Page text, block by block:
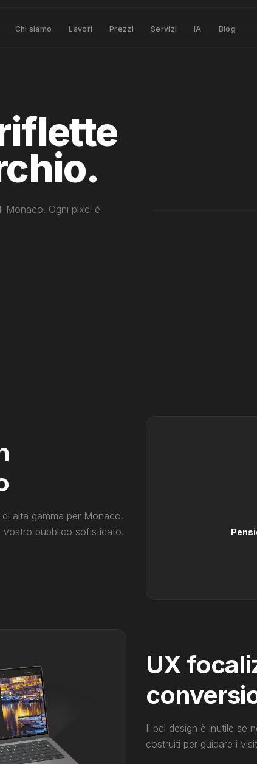
Chi siamo Lavori Prezzi Servizi IA Blog
Monaco. Ogni pixel è
alta gamma per Monaco.
vostro pubblico sofisticato.
UX
Il bel design è inutile se
costruiti per guidare i